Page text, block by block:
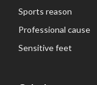
Sports reason
Professional cause
Sensitive feet